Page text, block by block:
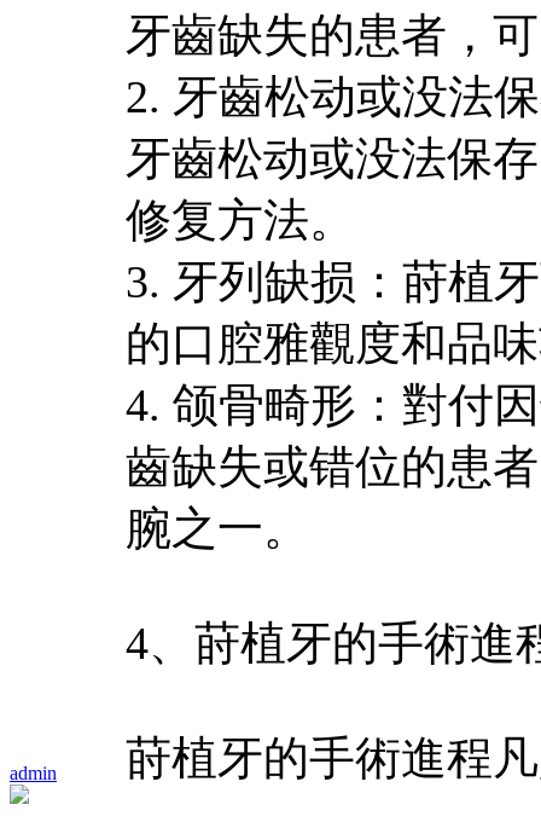
admin
牙齒缺失的患者，
2. 牙齒松动或没法
牙齒松动或没法保
修复方法。
3. 牙列缺损：莳植
的口腔雅觀度和品
4. 颌骨畸形：對付
齒缺失或错位的患
腕之一。
4、莳植牙的手術進
莳植牙的手術進程